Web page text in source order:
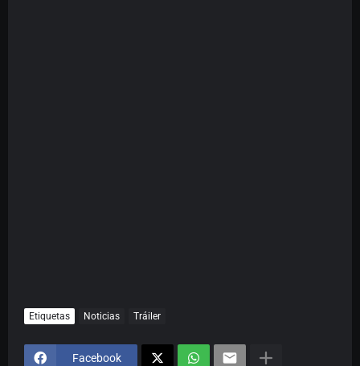
Etiquetas Noticias Tráiler
Facebook